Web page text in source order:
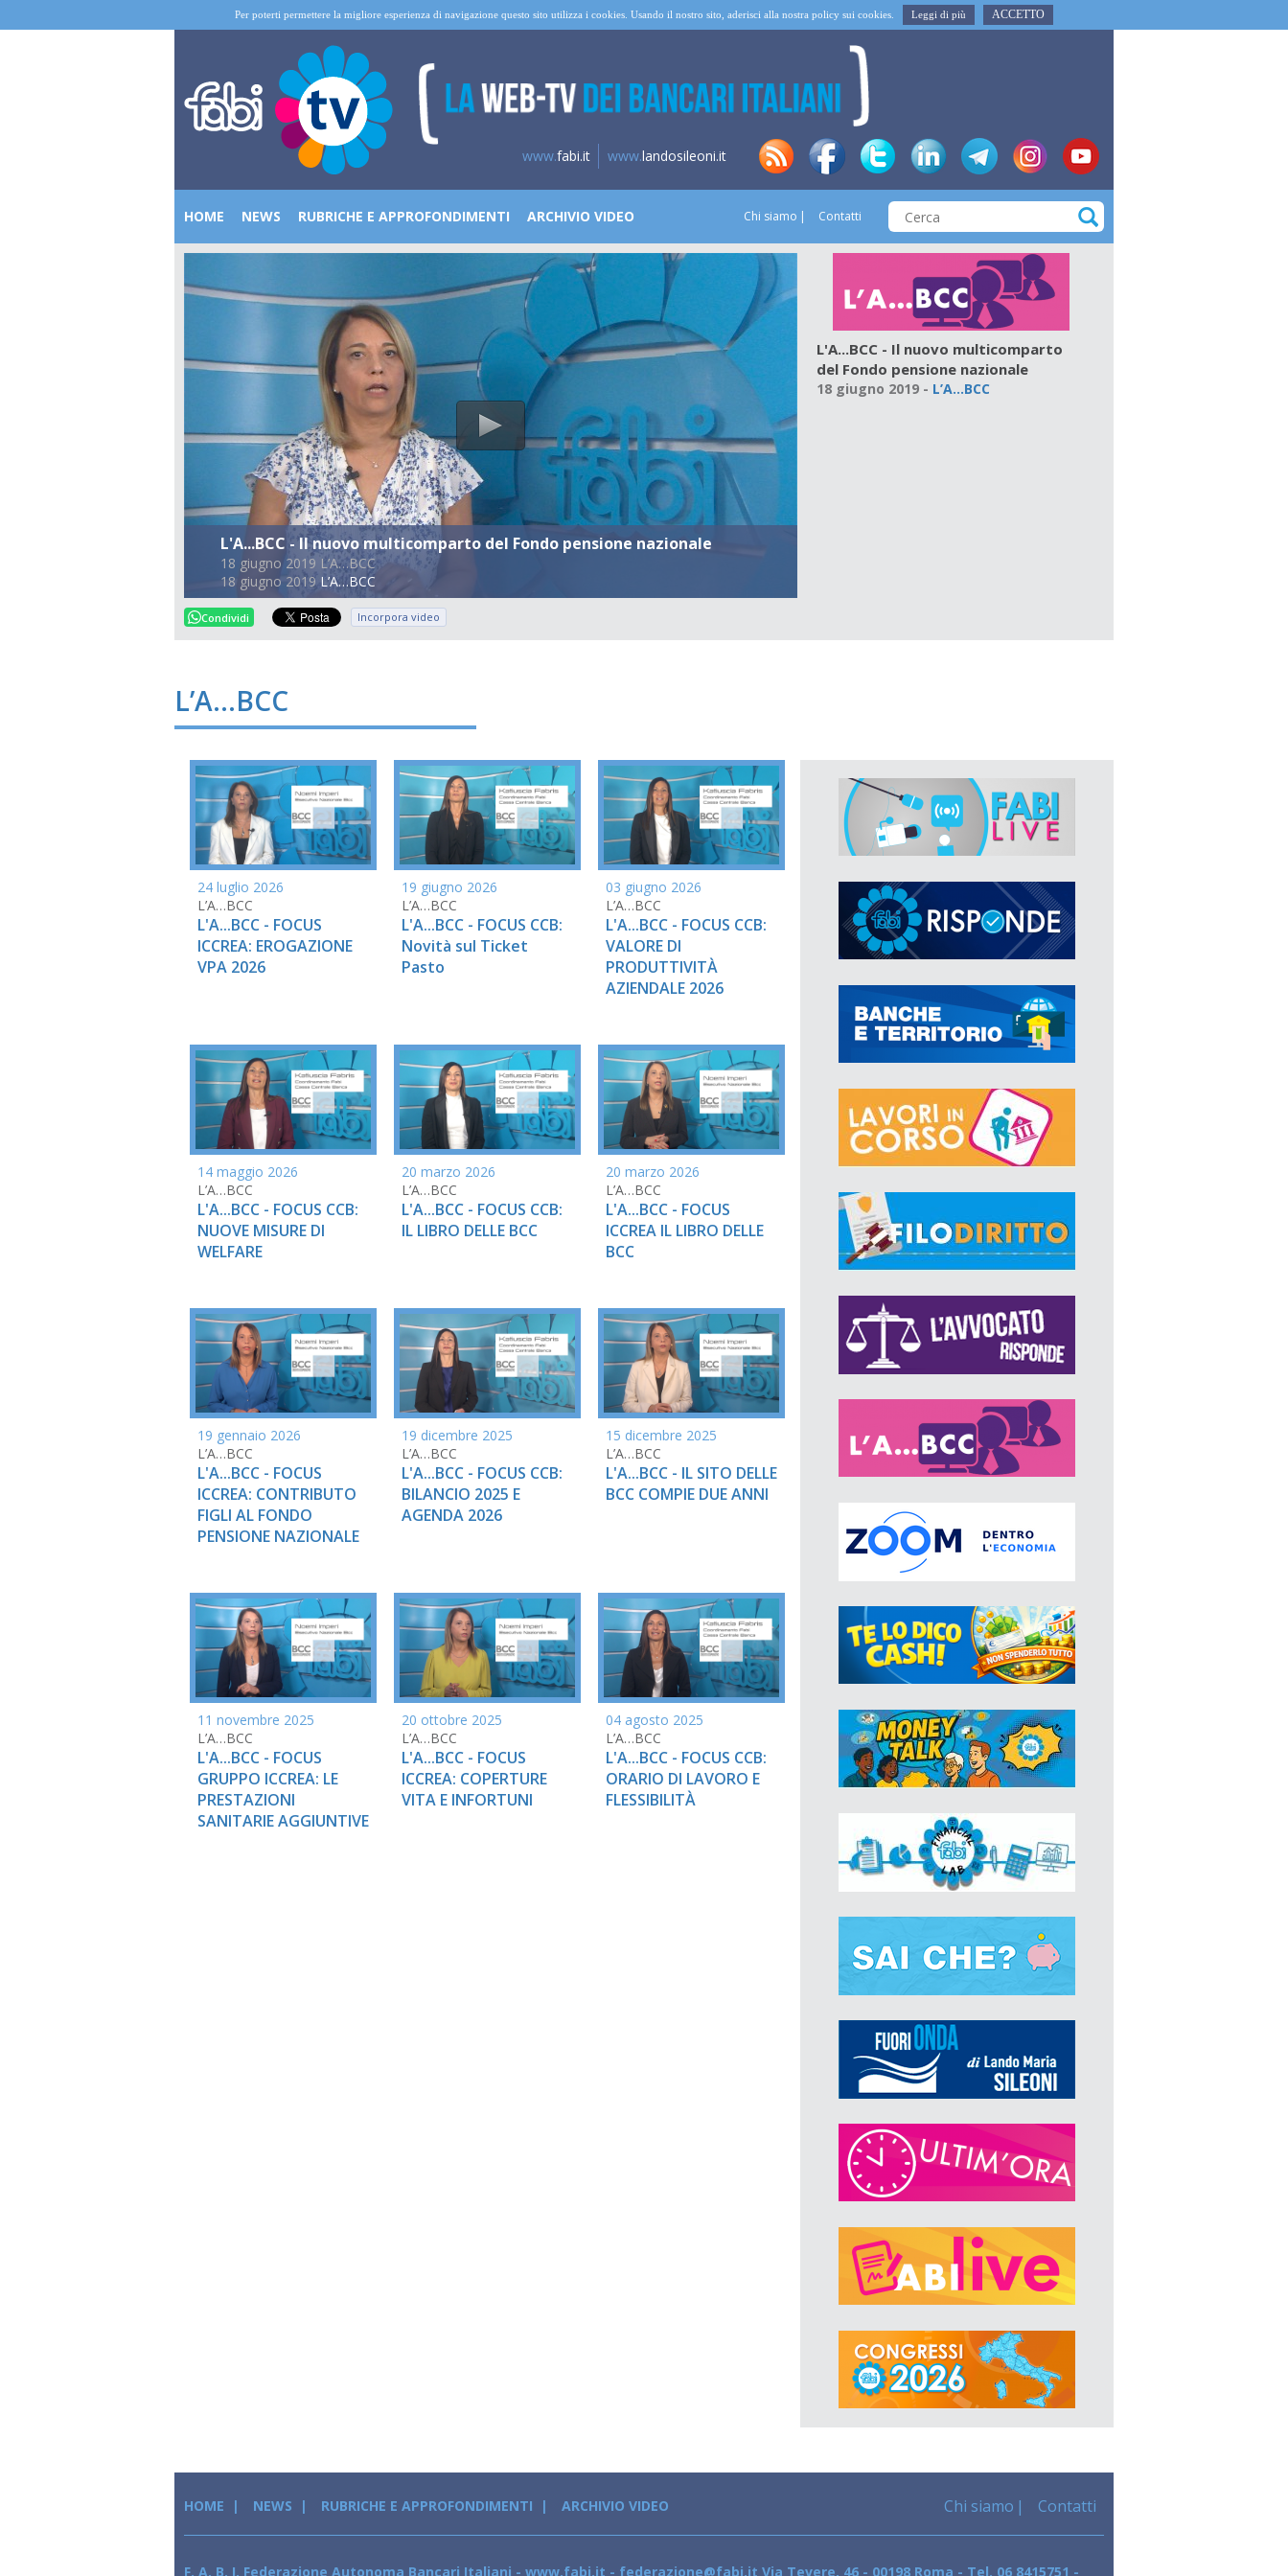
Per poterti permettere la migliore esperienza di navigazione questo sito utilizza i cookies. Usando il nostro sito, aderisci alla nostra policy sui cookies. Leggi di più ACCETTO
www.fabi.it www.landosileoni.it
HOME NEWS RUBRICHE E APPROFONDIMENTI ARCHIVIO VIDEO Chi siamo Contatti
L'A...BCC - Il nuovo multicomparto del Fondo pensione nazionale
18 giugno 2019 L’A…BCC
18 giugno 2019 L’A…BCC
L'A...BCC - Il nuovo multicomparto
del Fondo pensione nazionale
18 giugno 2019 - L’A…BCC
Condividi Incorpora video
L’A…BCC
24 luglio 2026
L’A…BCC
L'A...BCC - FOCUS
ICCREA: EROGAZIONE
VPA 2026
19 giugno 2026
L’A…BCC
L'A...BCC - FOCUS CCB:
Novità sul Ticket
Pasto
03 giugno 2026
L’A…BCC
L'A...BCC - FOCUS CCB:
VALORE DI
PRODUTTIVITÀ
AZIENDALE 2026
14 maggio 2026
L’A…BCC
L'A...BCC - FOCUS CCB:
NUOVE MISURE DI
WELFARE
20 marzo 2026
L’A…BCC
L'A...BCC - FOCUS CCB:
IL LIBRO DELLE BCC
20 marzo 2026
L’A…BCC
L'A...BCC - FOCUS
ICCREA IL LIBRO DELLE
BCC
19 gennaio 2026
L’A…BCC
L'A...BCC - FOCUS
ICCREA: CONTRIBUTO
FIGLI AL FONDO
PENSIONE NAZIONALE
19 dicembre 2025
L’A…BCC
L'A...BCC - FOCUS CCB:
BILANCIO 2025 E
AGENDA 2026
15 dicembre 2025
L’A…BCC
L'A...BCC - IL SITO DELLE
BCC COMPIE DUE ANNI
11 novembre 2025
L’A…BCC
L'A...BCC - FOCUS
GRUPPO ICCREA: LE
PRESTAZIONI
SANITARIE AGGIUNTIVE
20 ottobre 2025
L’A…BCC
L'A...BCC - FOCUS
ICCREA: COPERTURE
VITA E INFORTUNI
04 agosto 2025
L’A…BCC
L'A...BCC - FOCUS CCB:
ORARIO DI LAVORO E
FLESSIBILITÀ
HOME NEWS RUBRICHE E APPROFONDIMENTI ARCHIVIO VIDEO Chi siamo Contatti
F. A. B. I. Federazione Autonoma Bancari Italiani - www.fabi.it - federazione@fabi.it Via Tevere, 46 - 00198 Roma - Tel. 06 8415751 -